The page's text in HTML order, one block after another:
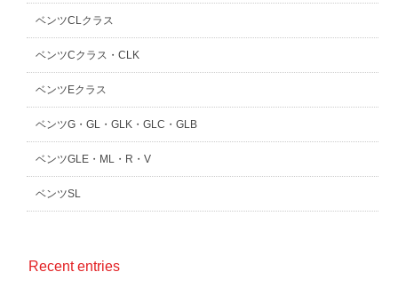
ベンツCLクラス
ベンツCクラス・CLK
ベンツEクラス
ベンツG・GL・GLK・GLC・GLB
ベンツGLE・ML・R・V
ベンツSL
Recent entries